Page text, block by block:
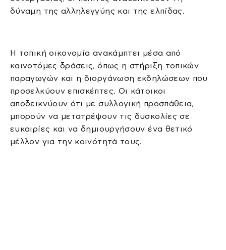
δύναμη της αλληλεγγύης και της ελπίδας.
Η τοπική οικονομία ανακάμπτει μέσα από
καινοτόμες δράσεις, όπως η στήριξη τοπικών
παραγωγών και η διοργάνωση εκδηλώσεων που
προσελκύουν επισκέπτες. Οι κάτοικοι
αποδεικνύουν ότι με συλλογική προσπάθεια,
μπορούν να μετατρέψουν τις δυσκολίες σε
ευκαιρίες και να δημιουργήσουν ένα θετικό
μέλλον για την κοινότητά τους.